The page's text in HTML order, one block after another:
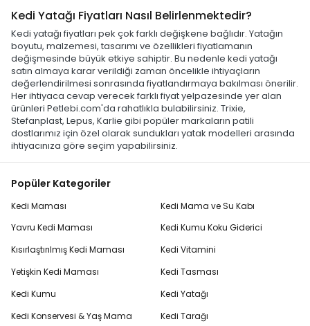
Kedi Yatağı Fiyatları Nasıl Belirlenmektedir?
Kedi yatağı fiyatları pek çok farklı değişkene bağlıdır. Yatağın
boyutu, malzemesi, tasarımı ve özellikleri fiyatlamanın
değişmesinde büyük etkiye sahiptir. Bu nedenle kedi yatağı
satın almaya karar verildiği zaman öncelikle ihtiyaçların
değerlendirilmesi sonrasında fiyatlandırmaya bakılması önerilir.
Her ihtiyaca cevap verecek farklı fiyat yelpazesinde yer alan
ürünleri Petlebi.com'da rahatlıkla bulabilirsiniz. Trixie,
Stefanplast, Lepus, Karlie gibi popüler markaların patili
dostlarımız için özel olarak sundukları yatak modelleri arasında
ihtiyacınıza göre seçim yapabilirsiniz.
Popüler Kategoriler
Kedi Maması
Yavru Kedi Maması
Kısırlaştırılmış Kedi Maması
Yetişkin Kedi Maması
Kedi Kumu
Kedi Konservesi & Yaş Mama
Kedi Mama ve Su Kabı
Kedi Kumu Koku Giderici
Kedi Vitamini
Kedi Tasması
Kedi Yatağı
Kedi Tarağı